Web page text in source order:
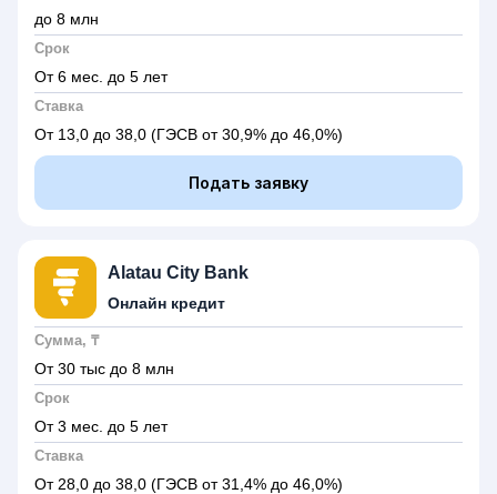
до 8 млн
Срок
От 6 мес. до 5 лет
Ставка
От 13,0 до 38,0 (ГЭСВ от 30,9% до 46,0%)
Подать заявку
Alatau City Bank
Онлайн кредит
Сумма, ₸
От 30 тыс до 8 млн
Срок
От 3 мес. до 5 лет
Ставка
От 28,0 до 38,0 (ГЭСВ от 31,4% до 46,0%)